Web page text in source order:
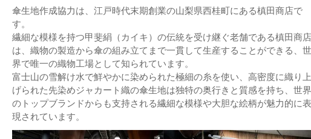
傘生地作成協力は、江戸時代末期創業の山梨県西桂町にある槙田商店で
す。
繊細な模様を持つ甲斐絹（カイキ）の伝統を受け継ぐ老舗である槙田商店
は、織物の製造から傘の組み立てまで一貫して生産することができる、世
界で唯一の織物工場として知られています。
富士山の雪解け水で鮮やかに染められた極細の糸を使い、高密度に織り上
げられた先染めジャカート織の傘生地は独特の奥行きと質感を持ち、世界
のトップブランドからも支持される繊細な模様や大胆な絵柄が魅力的に表
現されています。